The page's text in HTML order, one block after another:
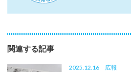
関連する記事
2025.12.16 広報